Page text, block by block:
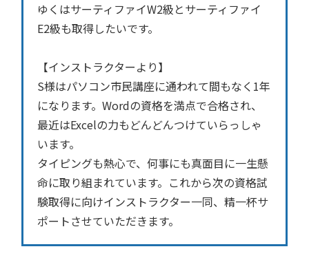
ゆくはサーティファイW2級とサーティファイ
E2級も取得したいです。
【インストラクターより】
S様はパソコン市民講座に通われて間もなく1年
になります。Wordの資格を満点で合格され、
最近はExcelの力もどんどんつけていらっしゃ
います。
タイピングも熱心で、何事にも真面目に一生懸
命に取り組まれています。これから次の資格試
験取得に向けインストラクター一同、精一杯サ
ポートさせていただきます。